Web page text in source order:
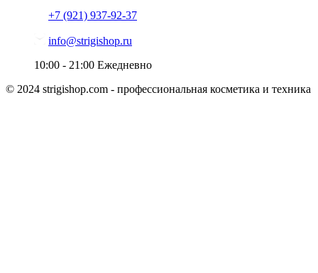
+7 (921) 937-92-37
info@strigishop.ru
10:00 - 21:00 Ежедневно
© 2024 strigishop.com - профессиональная косметика и техника